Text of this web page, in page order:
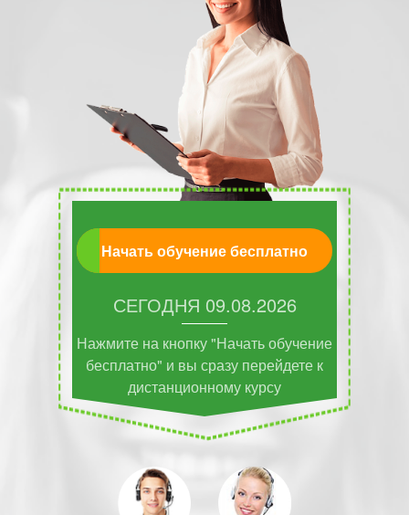
Начать обучение бесплатно
СЕГОДНЯ 09.08.2026
Нажмите на кнопку "Начать обучение
бесплатно" и вы сразу перейдете к
дистанционному курсу